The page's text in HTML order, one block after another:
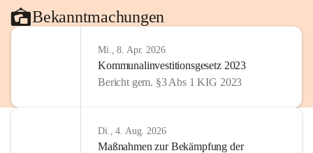
Bekanntmachungen
Mi., 8. Apr. 2026
Kommunalinvestitionsgesetz 2023
Bericht gem. §3 Abs 1 KIG 2023
Di., 4. Aug. 2026
Maßnahmen zur Bekämpfung der